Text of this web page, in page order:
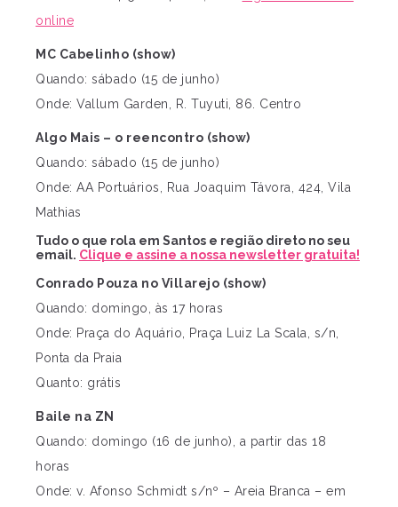
online
MC Cabelinho (show)
Quando: sábado (15 de junho)
Onde: Vallum Garden, R. Tuyuti, 86. Centro
Algo Mais – o reencontro (show)
Quando: sábado (15 de junho)
Onde: AA Portuários, Rua Joaquim Távora, 424, Vila
Mathias
Tudo o que rola em Santos e região direto no seu
email. Clique e assine a nossa newsletter gratuita!
Conrado Pouza no Villarejo (show)
Quando: domingo, às 17 horas
Onde: Praça do Aquário, Praça Luiz La Scala, s/n,
Ponta da Praia
Quanto: grátis
Baile na ZN
Quando: domingo (16 de junho), a partir das 18
horas
Onde: v. Afonso Schmidt s/nº – Areia Branca – em